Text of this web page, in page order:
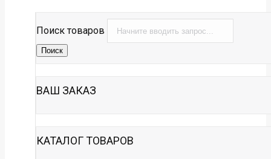
Поиск товаров
Поиск
ВАШ ЗАКАЗ
КАТАЛОГ ТОВАРОВ